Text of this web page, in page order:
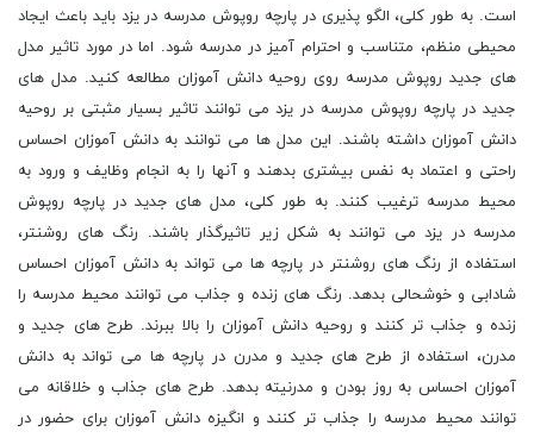
است. به طور کلی، الگو پذیری در پارچه روپوش مدرسه در یزد باید باعث ایجاد
محیطی منظم، متناسب و احترام آمیز در مدرسه شود. اما در مورد تاثیر مدل
های جدید روپوش مدرسه روی روحیه دانش آموزان مطالعه کنید. مدل های
جدید در پارچه روپوش مدرسه در یزد می توانند تاثیر بسیار مثبتی بر روحیه
دانش آموزان داشته باشند. این مدل ها می توانند به دانش آموزان احساس
راحتی و اعتماد به نفس بیشتری بدهند و آنها را به انجام وظایف و ورود به
محیط مدرسه ترغیب کنند. به طور کلی، مدل های جدید در پارچه روپوش
مدرسه در یزد می توانند به شکل زیر تاثیرگذار باشند. رنگ های روشنتر،
استفاده از رنگ های روشنتر در پارچه ها می تواند به دانش آموزان احساس
شادابی و خوشحالی بدهد. رنگ های زنده و جذاب می توانند محیط مدرسه را
زنده و جذاب تر کنند و روحیه دانش آموزان را بالا ببرند. طرح های جدید و
مدرن، استفاده از طرح های جدید و مدرن در پارچه ها می تواند به دانش
آموزان احساس به روز بودن و مدرنیته بدهد. طرح های جذاب و خلاقانه می
توانند محیط مدرسه را جذاب تر کنند و انگیزه دانش آموزان برای حضور در